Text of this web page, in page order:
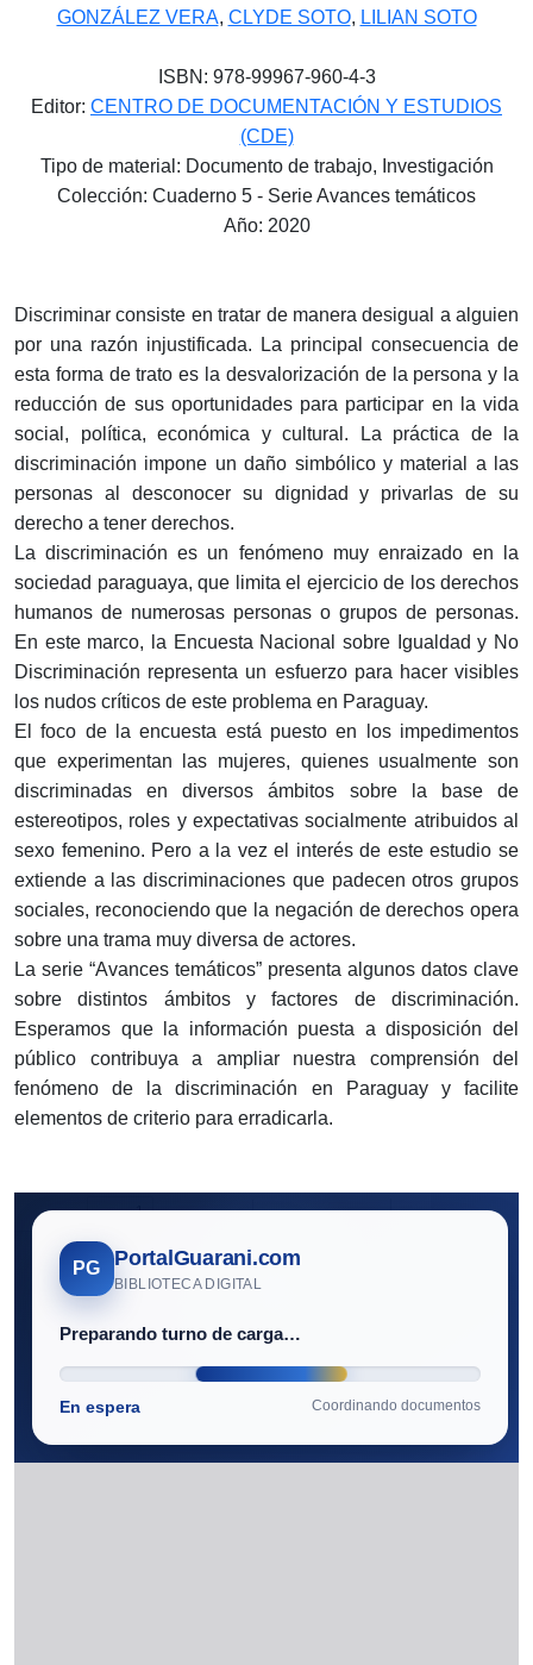
GONZÁLEZ VERA, CLYDE SOTO, LILIAN SOTO
ISBN: 978-99967-960-4-3
Editor: CENTRO DE DOCUMENTACIÓN Y ESTUDIOS
(CDE)
Tipo de material: Documento de trabajo, Investigación
Colección: Cuaderno 5 - Serie Avances temáticos
Año: 2020
Discriminar consiste en tratar de manera desigual a alguien
por una razón injustificada. La principal consecuencia de
esta forma de trato es la desvalorización de la persona y la
reducción de sus oportunidades para participar en la vida
social, política, económica y cultural. La práctica de la
discriminación impone un daño simbólico y material a las
personas al desconocer su dignidad y privarlas de su
derecho a tener derechos.
La discriminación es un fenómeno muy enraizado en la
sociedad paraguaya, que limita el ejercicio de los derechos
humanos de numerosas personas o grupos de personas.
En este marco, la Encuesta Nacional sobre Igualdad y No
Discriminación representa un esfuerzo para hacer visibles
los nudos críticos de este problema en Paraguay.
El foco de la encuesta está puesto en los impedimentos
que experimentan las mujeres, quienes usualmente son
discriminadas en diversos ámbitos sobre la base de
estereotipos, roles y expectativas socialmente atribuidos al
sexo femenino. Pero a la vez el interés de este estudio se
extiende a las discriminaciones que padecen otros grupos
sociales, reconociendo que la negación de derechos opera
sobre una trama muy diversa de actores.
La serie “Avances temáticos” presenta algunos datos clave
sobre distintos ámbitos y factores de discriminación.
Esperamos que la información puesta a disposición del
público contribuya a ampliar nuestra comprensión del
fenómeno de la discriminación en Paraguay y facilite
elementos de criterio para erradicarla.